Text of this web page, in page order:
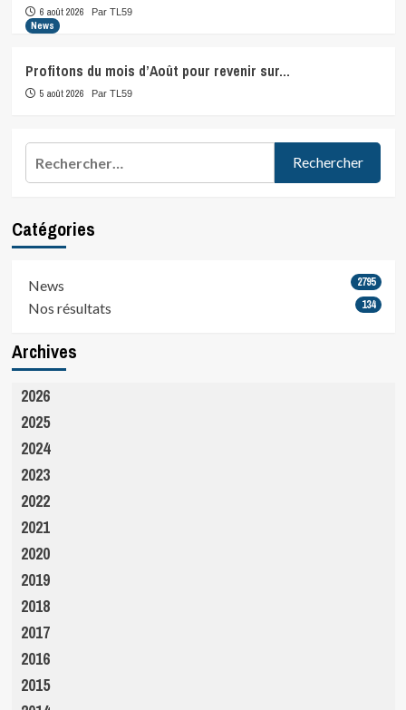
6 août 2026 Par TL59
News
Profitons du mois d’Août pour revenir sur…
5 août 2026 Par TL59
Catégories
News 2795
Nos résultats 134
Archives
2026
2025
2024
2023
2022
2021
2020
2019
2018
2017
2016
2015